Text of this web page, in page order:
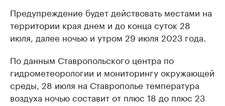
Предупреждение будет действовать местами на
территории края днем и до конца суток 28
июля, далее ночью и утром 29 июля 2023 года.
По данным Ставропольского центра по
гидрометеорологии и мониторингу окружающей
среды, 28 июля на Ставрополье температура
воздуха ночью составит от плюс 18 до плюс 23